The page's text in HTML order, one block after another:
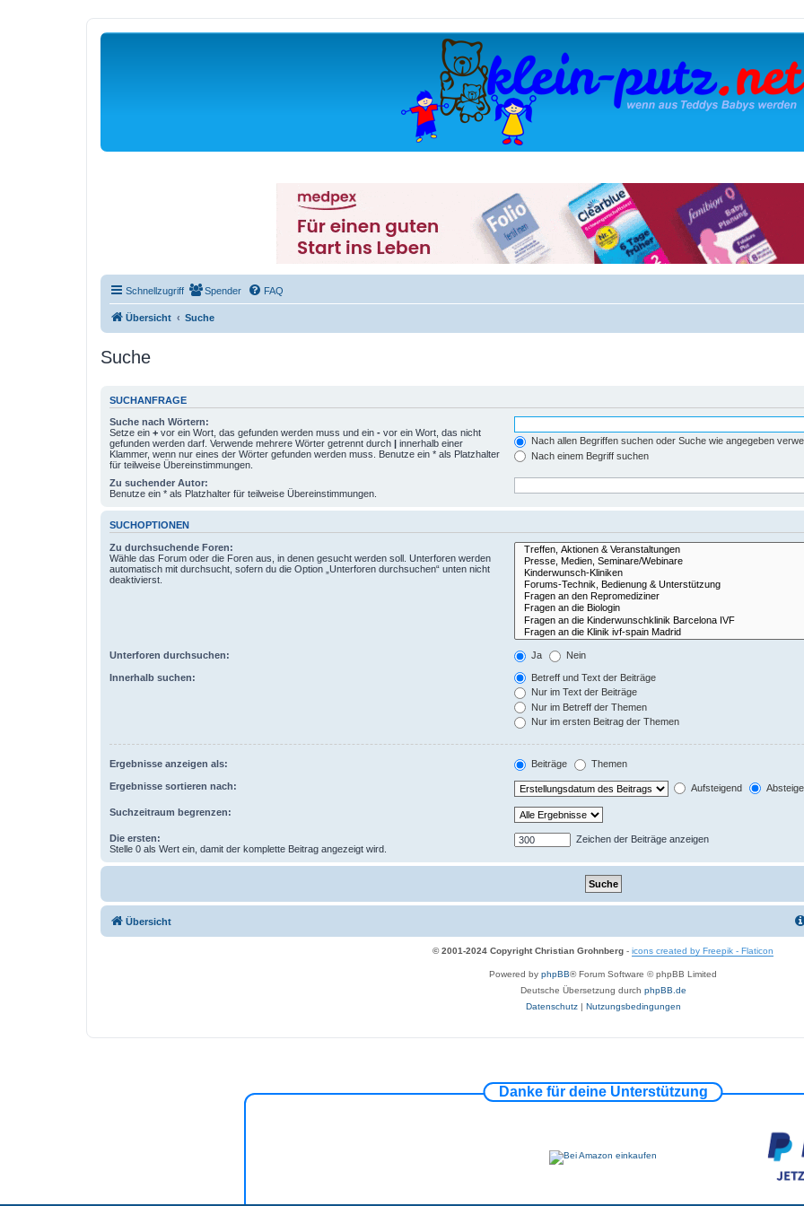
Schnellzugriff Spender FAQ
Übersicht Suche
Suche
SUCHANFRAGE
Suche nach Wörtern:
Setze ein + vor ein Wort, das gefunden werden muss und ein - vor ein Wort, das nicht
gefunden werden darf. Verwende mehrere Wörter getrennt durch | innerhalb einer
Klammer, wenn nur eines der Wörter gefunden werden muss. Benutze ein * als Platzhalter
für teilweise Übereinstimmungen.
Nach allen Begriffen suchen oder Suche wie angegeben
Nach einem Begriff suchen
Zu suchender Autor:
Benutze ein * als Platzhalter für teilweise Übereinstimmungen.
SUCHOPTIONEN
Zu durchsuchende Foren:
Wähle das Forum oder die Foren aus, in denen gesucht werden soll. Unterforen werden
automatisch mit durchsucht, sofern du die Option „Unterforen durchsuchen“ unten nicht
deaktivierst.
Unterforen durchsuchen: Ja Nein
Innerhalb suchen:
Betreff und Text der Beiträge
Nur im Text der Beiträge
Nur im Betreff der Themen
Nur im ersten Beitrag der Themen
Ergebnisse anzeigen als: Beiträge Themen
Ergebnisse sortieren nach: Aufsteigend
Suchzeitraum begrenzen:
Die ersten:
Stelle 0 als Wert ein, damit der komplette Beitrag angezeigt wird.
Zeichen der Beiträge anzeigen
Übersicht
© 2001-2024 Copyright Christian Grohnberg - icons created by Freepik - Flaticon
Powered by phpBB® Forum Software © phpBB Limited
Deutsche Übersetzung durch phpBB.de
Datenschutz| Nutzungsbedingungen
Danke für deine Unterstützung